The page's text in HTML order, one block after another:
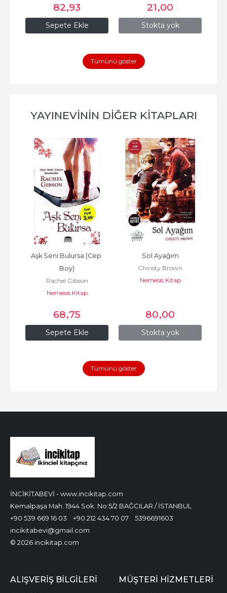
Sepete Ekle
82,93
Stokta yok
21,00
Tümünü göster
YAYINEVININ DIĞER KITAPLARI
Sepete Ekle
Aşk Seni Bulursa (Cep
Boy)
Rachel Gibson
Nemesis Kitap
68,75
Stokta yok
Sol Ayağım
Chırısty Brown
Nemesis Kitap
80,00
Tümünü göster
İNCİKİTABEVİ - www.incikitap.com
Kemalpaşa Mah. 1944 Sok. No:5/2 BAĞCILAR / İSTANBUL
+90 539 669 16 03
+90 212 434 70 07
5396691603
incikitabevi@gmail.com
© 2026 incikitap.com
ALIŞVERİŞ BİLGİLERİ MÜŞTERİ HİZMETLERİ